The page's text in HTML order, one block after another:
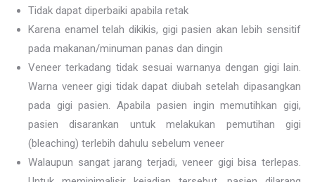
Tidak dapat diperbaiki apabila retak
Karena enamel telah dikikis, gigi pasien akan lebih sensitif
pada makanan/minuman panas dan dingin
Veneer terkadang tidak sesuai warnanya dengan gigi lain.
Warna veneer gigi tidak dapat diubah setelah dipasangkan
pada gigi pasien. Apabila pasien ingin memutihkan gigi,
pasien disarankan untuk melakukan pemutihan gigi
(bleaching) terlebih dahulu sebelum veneer
Walaupun sangat jarang terjadi, veneer gigi bisa terlepas.